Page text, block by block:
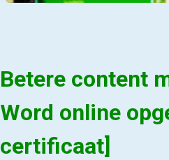
Betere content
Word online
certificaat]